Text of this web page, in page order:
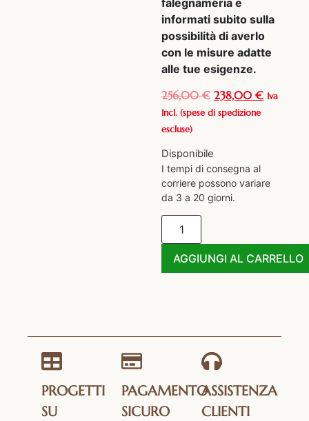
informati subito sulla
possibilità di averlo
con le misure adatte
alle tue esigenze.
256,00€ 238,00 € Iva
Incl. (spese di spedizione
escluse)
Disponibile
I tempi di consegna al
corriere possono variare
da 3 a 20 giorni.
AGGIUNGI AL CARRELLO
PROGETTI
SU
PAGAMENTO
SICURO
ASSISTENZA
CLIENTI